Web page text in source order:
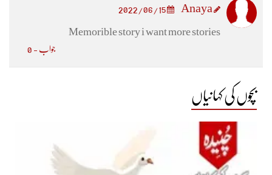
2022/06/15
Memorible story i want more stories
جواب - 0
بچوں کی کہانیاں